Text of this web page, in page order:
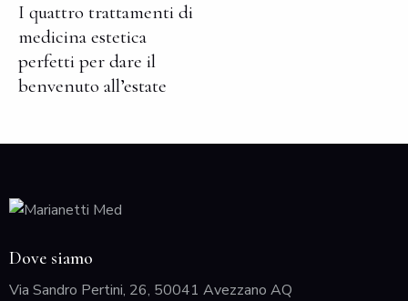
I quattro trattamenti di
medicina estetica
perfetti per dare il
benvenuto all’estate
Dove siamo
Via Sandro Pertini, 26, 50041 Avezzano AQ